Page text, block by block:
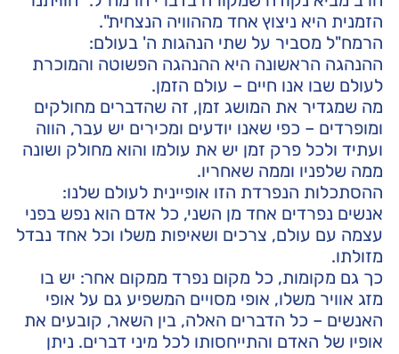
הזמנית היא ניצוץ אחד מההוויה הנצחית".
הרמח"ל מסביר על שתי הנהגות ה' בעולם:
ההנהגה הראשונה היא ההנהגה הפשוטה והמוכרת
לעולם שבו אנו חיים – עולם הזמן.
מה שמגדיר את המושג זמן, זה שהדברים מחולקים
ומופרדים – כפי שאנו יודעים ומכירים יש עבר, הווה
ועתיד ולכל פרק זמן יש את עולמו והוא מחולק ושונה
ממה שלפניו וממה שאחריו.
ההסתכלות הנפרדת הזו אופיינית לעולם שלנו:
אנשים נפרדים אחד מן השני, כל אדם הוא נפש בפני
עצמה עם עולם, צרכים ושאיפות משלו וכל אחד נבדל
מזולתו.
כך גם מקומות, כל מקום נפרד ממקום אחר: יש בו
מזג אוויר משלו, אופי מסויים המשפיע גם על אופי
האנשים – כל הדברים האלה, בין השאר, קובעים את
אופיו של האדם והתייחסותו לכל מיני דברים. ניתן